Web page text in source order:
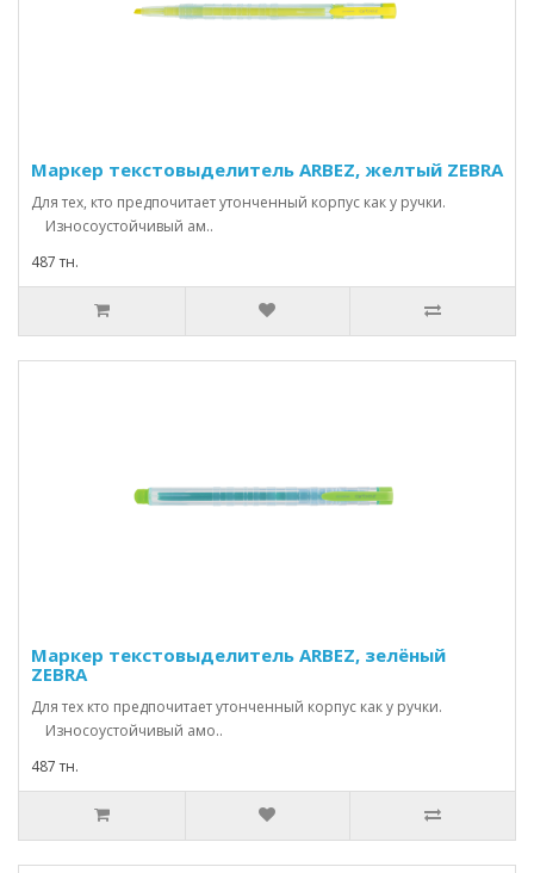
Маркер текстовыделитель ARBEZ, желтый ZEBRA
Для тех, кто предпочитает утонченный корпус как у ручки.
Износоустойчивый ам..
487 тн.
Маркер текстовыделитель ARBEZ, зелёный
ZEBRA
Для тех кто предпочитает утонченный корпус как у ручки.
Износоустойчивый амо..
487 тн.